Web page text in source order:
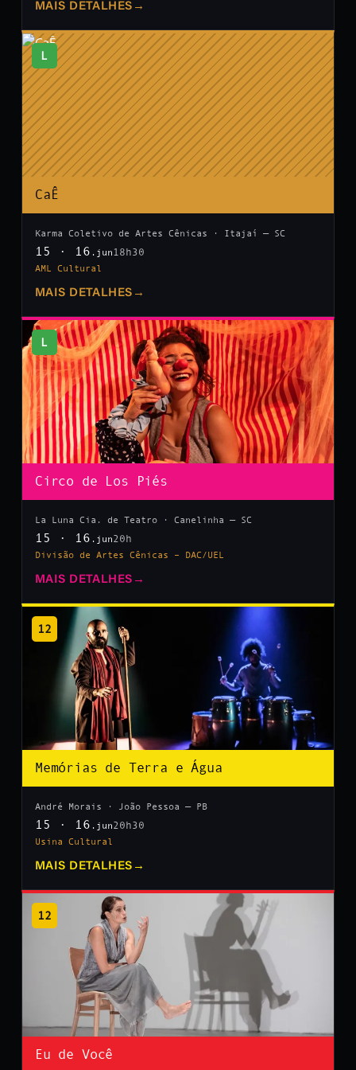
MAIS DETALHES →
L
CaÊ
Karma Coletivo de Artes Cênicas · Itajaí — SC
15 · 16 .jun 18h30
AML Cultural
MAIS DETALHES →
L
Circo de Los Piés
La Luna Cia. de Teatro · Canelinha — SC
15 · 16 .jun20h
Divisão de Artes Cênicas – DAC/UEL
MAIS DETALHES →
12
Memórias de Terra e Água
André Morais · João Pessoa — PB
15 · 16 .jun20h30
Usina Cultural
MAIS DETALHES →
12
Eu de Você